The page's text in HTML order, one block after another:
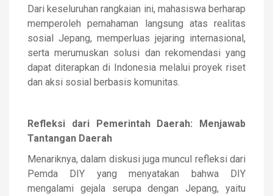
Dari keseluruhan rangkaian ini, mahasiswa berharap
memperoleh pemahaman langsung atas realitas
sosial Jepang, memperluas jejaring internasional,
serta merumuskan solusi dan rekomendasi yang
dapat diterapkan di Indonesia melalui proyek riset
dan aksi sosial berbasis komunitas.
Refleksi dari Pemerintah Daerah: Menjawab
Tantangan Daerah
Menariknya, dalam diskusi juga muncul refleksi dari
Pemda DIY yang menyatakan bahwa DIY
mengalami gejala serupa dengan Jepang, yaitu